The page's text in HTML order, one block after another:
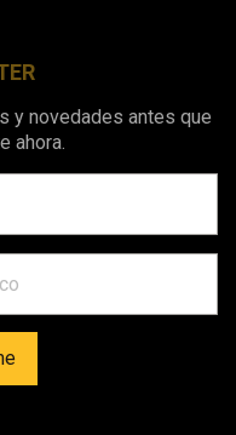
y novedades antes que
ahora.